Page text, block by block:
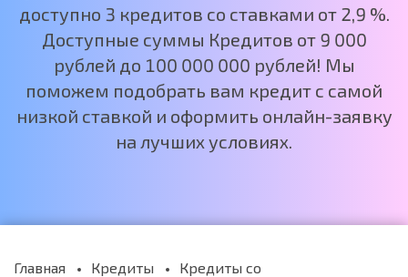
доступно 3 кредитов со ставками от 2,9 %.
Доступные суммы Кредитов от 9 000
рублей до 100 000 000 рублей! Мы
поможем подобрать вам кредит с самой
низкой ставкой и оформить онлайн-заявку
на лучших условиях.
Главная Кредиты
Кредиты со